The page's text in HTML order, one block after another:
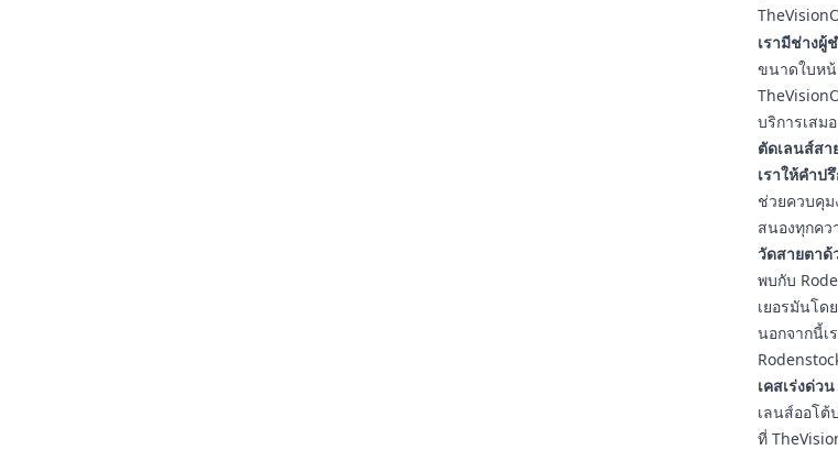
เรามีช่างผู้
ขนาดใบหน้
บริการเสมอ
ตัดเลนส์สา
เราให้คำป
ช่วยควบคุ
สนองทุกคว
วัดสายตาด้
พบกับ
เยอรมันโด
นอกจากนี้เ
เคสเร่งด่วน
เลนส์ออโต้
ที่